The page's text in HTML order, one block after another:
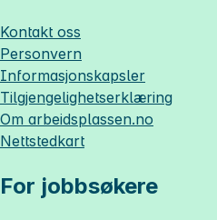
Kontakt oss
Personvern
Informasjonskapsler
Tilgjengelighetserklæring
Om arbeidsplassen.no
Nettstedkart
For jobbsøkere